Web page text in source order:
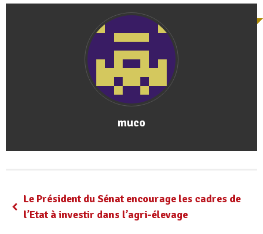
muco
Le Président du Sénat encourage les cadres de
l’Etat à investir dans l’agri-élevage